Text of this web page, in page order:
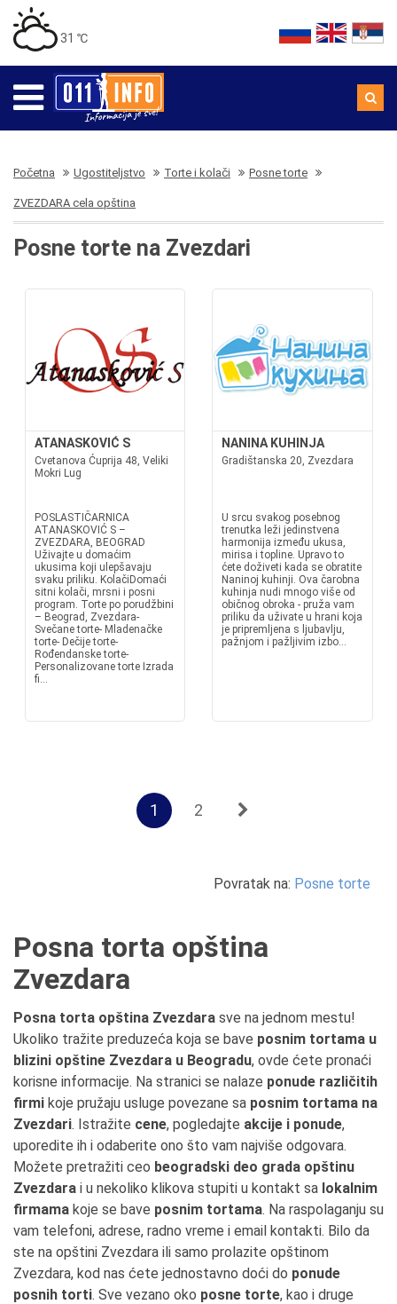
31 ℃
Početna Ugostiteljstvo Torte i kolači Posne torte
ZVEZDARA cela opština
Posne torte na Zvezdari
ATANASKOVIĆ S
Cvetanova Ćuprija 48, Veliki
Mokri Lug
POSLASTIČARNICA
ATANASKOVIĆ S –
ZVEZDARA, BEOGRAD
Uživajte u domaćim
ukusima koji ulepšavaju
svaku priliku. KolačiDomaći
sitni kolači, mrsni i posni
program. Torte po porudžbini
– Beograd, Zvezdara-
Svečane torte- Mladenačke
torte- Dečije torte-
Rođendanske torte-
Personalizovane torte Izrada
fi...
NANINA KUHINJA
Gradištanska 20, Zvezdara
U srcu svakog posebnog
trenutka leži jedinstvena
harmonija između ukusa,
mirisa i topline. Upravo to
ćete doživeti kada se obratite
Naninoj kuhinji. Ova čarobna
kuhinja nudi mnogo više od
običnog obroka - pruža vam
priliku da uživate u hrani koja
je pripremljena s ljubavlju,
pažnjom i pažljivim izbo...
1 2
Povratak na: Posne torte
Posna torta opština
Zvezdara
Posna torta opština Zvezdara sve na jednom mestu!
Ukoliko tražite preduzeća koja se bave posnim tortama u
blizini opštine Zvezdara u Beogradu, ovde ćete pronaći
korisne informacije. Na stranici se nalaze ponude različitih
firmi koje pružaju usluge povezane sa posnim tortama na
Zvezdari. Istražite cene, pogledajte akcije i ponude,
uporedite ih i odaberite ono što vam najviše odgovara.
Možete pretražiti ceo beogradski deo grada opštinu
Zvezdara i u nekoliko klikova stupiti u kontakt sa lokalnim
firmama koje se bave posnim tortama. Na raspolaganju su
vam telefoni, adrese, radno vreme i email kontakti. Bilo da
ste na opštini Zvezdara ili samo prolazite opštinom
Zvezdara, kod nas ćete jednostavno doći do ponude
posnih torti. Sve vezano oko posne torte, kao i druge